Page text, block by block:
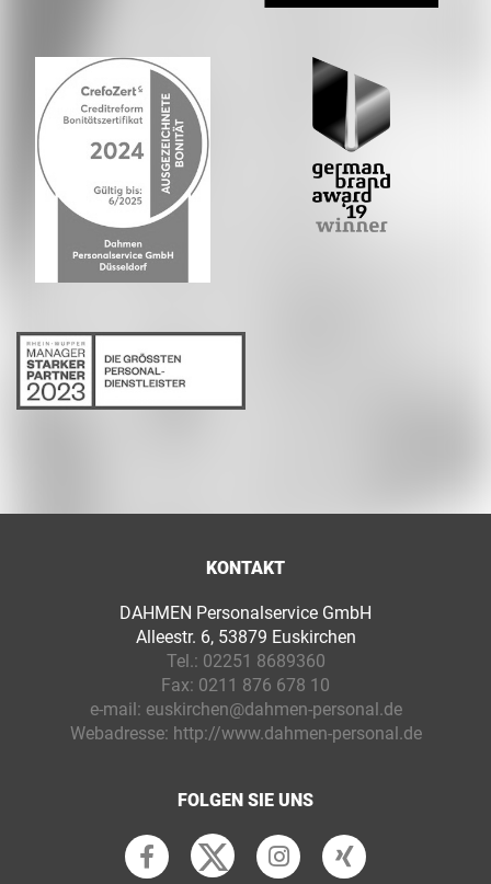
KONTAKT
DAHMEN Personalservice GmbH
Alleestr. 6, 53879 Euskirchen
Tel.: 02251 8689360
Fax: 0211 876 678 10
e-mail: euskirchen@dahmen-personal.de
Webadresse: http://www.dahmen-personal.de
FOLGEN SIE UNS